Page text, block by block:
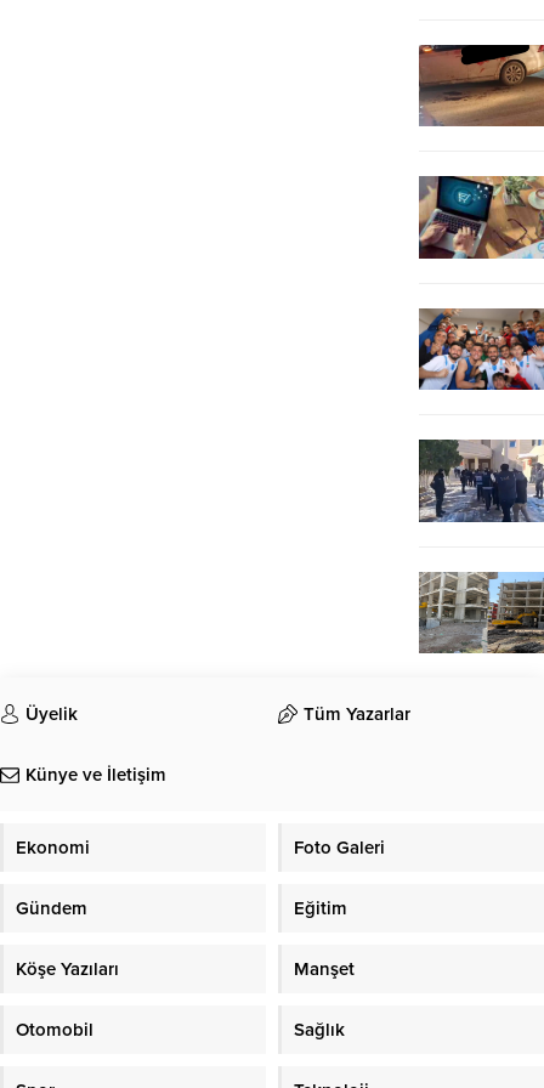
Üyelik Tüm Yazarlar
Künye ve İletişim
Ekonomi Foto Galeri
Gündem Eğitim
Köşe Yazıları Manşet
Otomobil Sağlık